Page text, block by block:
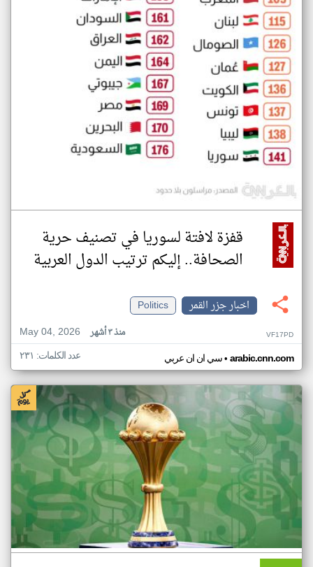
قفزة لافتة لسوريا في تصنيف حرية
الصحافة.. إليكم ترتيب الدول العربية
اخبار جزر القمر
Politics
May 04, 2026
منذ ٣ أشهر VF17PD
سي ان ان عربي• arabic.cnn.com عدد الكلمات: ٢٣١